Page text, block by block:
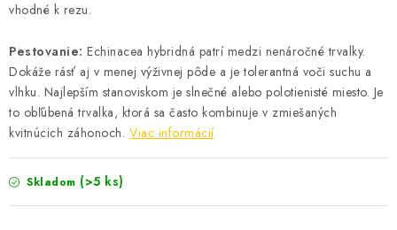
OBCHODNÉ PODMIENKY
KONTAKTY
Obchodné podmienky
vhodné k rezu.
Pestovanie: Echinacea hybridná patrí medzi nenáročné trvalky.
Dokáže rásť aj v menej výživnej pôde a je tolerantná voči suchu a
vlhku. Najlepším stanoviskom je slnečné alebo polotienisté miesto. Je
to obľúbená trvalka, ktorá sa často kombinuje v zmiešaných
kvitnúcich záhonoch. Viac informácií
Skladom (>5 ks)